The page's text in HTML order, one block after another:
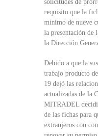
solicitudes de
requisito que la
mínimo de nueve
la presentación de
la Dirección
Debido a que la
trabajo producto
19 dejó las
actualizadas de la
MITRADEL
de las fichas para
extranjeros con